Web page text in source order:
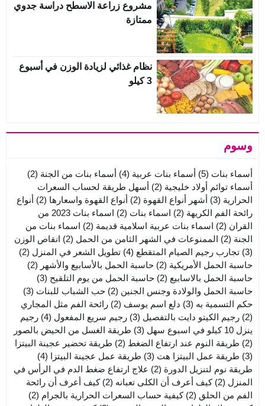
مشروع زراعة الاسطح دراسة جدوي
ممتازة
نظام غذائي لزيادة الوزن في أسبوع
3 كيلو
وسوم
أسماء بنات (5) أسماء بنات عربية (4) أسماء بنات من الجنة (2)
أسماء توائم أولاد خليجية (2)
أسهل طريقة لحساب السعرات
الحرارية (3) أشهر أنواع القهوة (2) أنواع القهوة واسعارها (2)
أنواع
رائحة الفم الكريهة (2) اسماء بنات (2)
اسماء بنات 2023 من
القران (2) اسماء بنات عربية اسلامية قديمة (2)
اسماء بنات من
الجنة (2) الممنوعات في الشهر الثامن من الحمل (2)
انقاص الوزن
(3)
تجارب رجيم الصيام المتقطع (4) تطويل الشعر في المنزل (2)
حاسبة الحمل الأمريكية (2) حاسبة الحمل بالأسابيع والأشهر (2)
حاسبة الحمل بالاسابيع (2) حاسبة الحمل من يوم التلقيح (3)
حاسبة الحمل والولادة وجنس الجنين (2) حب الشباب للبنات (3)
حكم التسمية به (3) دلع اسم يوسف (2)
رائحة الفم مثل المجاري
(2)
رجيم الكيتو دايت بالتفصيل (3) رجيم سريع المفعول (4)
رجيم
ينزل 10 كيلو في اسبوع سهل
(3)
طريقة الغسل من الحيض بالصور
(2)
طريقة النوم عند ارتفاع الضغط (2)
طريقة تحضير عجينة البيتزا
(3)
طريقة عمل البيتزا هت (3) طريقة عمل عجينة البيتزا (4)
طريقة نوم لتنزيل الدورة (2)
علاج ارتفاع ضغط الدم في الرأس في
المنزل (2) كيف أعرف أن الكلى تعبانه (2)
كيف أعرف أن رائحة
الفم من الحلق (2) كيفية حساب السعرات الحرارية بالجرام (2)